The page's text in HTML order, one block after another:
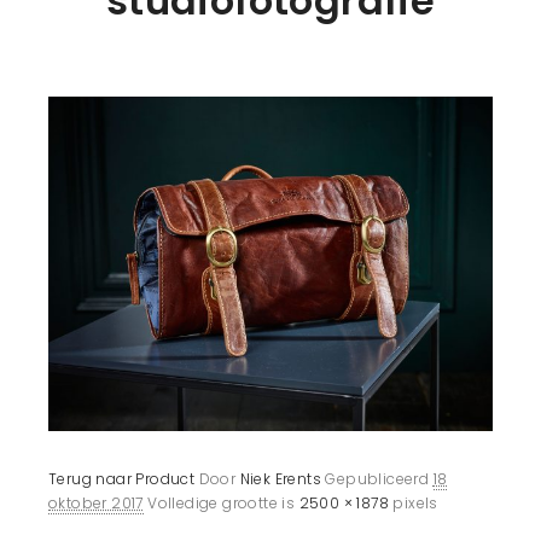
Terug naar Product Door Niek Erents Gepubliceerd 18
oktober 2017 Volledige grootte is 2500 × 1878 pixels